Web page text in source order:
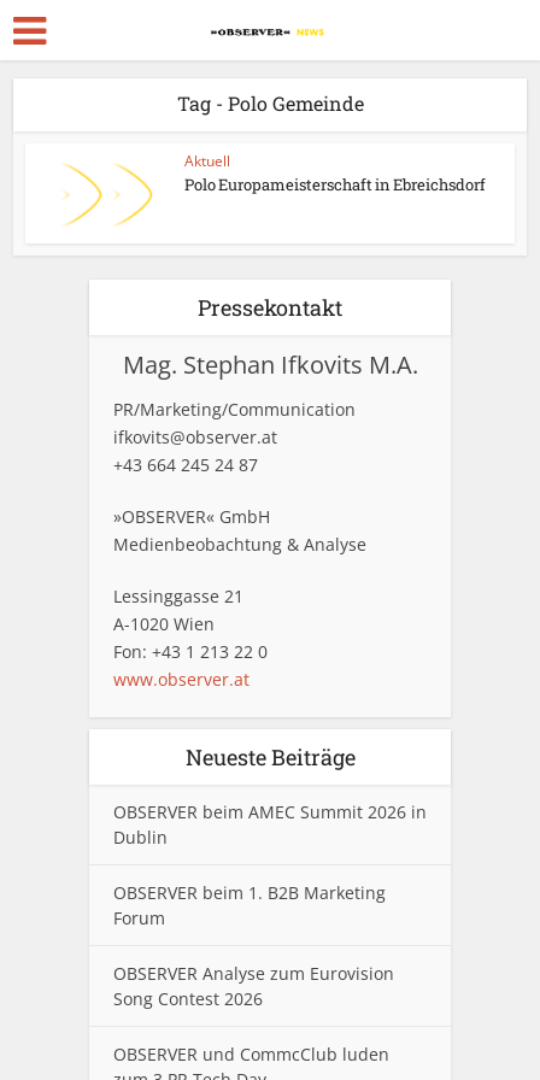
Tag - Polo Gemeinde
Aktuell
Polo Europameisterschaft in Ebreichsdorf
Pressekontakt
Mag. Stephan Ifkovits M.A.
PR/Marketing/Communication
ifkovits@observer.at
+43 664 245 24 87
»OBSERVER« GmbH
Medienbeobachtung & Analyse
Lessinggasse 21
A-1020 Wien
Fon: +43 1 213 22 0
www.observer.at
Neueste Beiträge
OBSERVER beim AMEC Summit 2026 in
Dublin
OBSERVER beim 1. B2B Marketing
Forum
OBSERVER Analyse zum Eurovision
Song Contest 2026
OBSERVER und CommcClub luden